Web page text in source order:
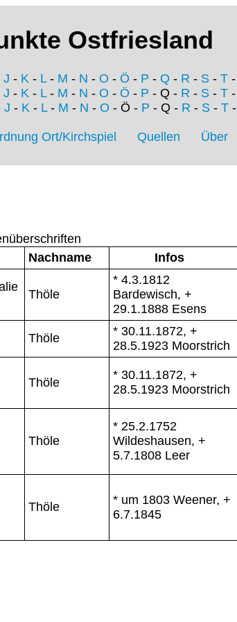
Ostfriesland
J - K - L- M - N - O - Ö - P - Q - R - S - T -
J - K - L- M - N - O - Ö - P - Q - R - S - T -
J - K- L- M - N - O - Ö - P - Q - R - S- T-
Ort/Kirchspiel Quellen Über
Nachname Infos
Thöle
* 4.3.1812
Bardewisch, +
29.1.1888 Esens
Thöle
* 30.11.1872, +
28.5.1923 Moorstrich
Thöle
* 30.11.1872, +
28.5.1923 Moorstrich
Thöle
* 25.2.1752
Wildeshausen, +
5.7.1808 Leer
Thöle
* um 1803 Weener, +
6.7.1845